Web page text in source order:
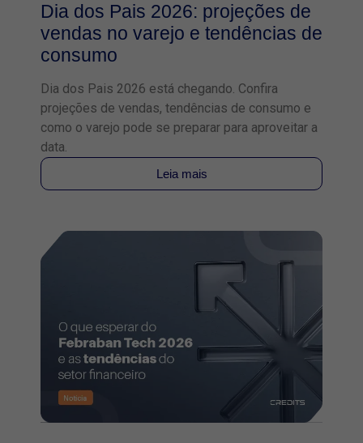
Dia dos Pais 2026: projeções de
vendas no varejo e tendências de
consumo
Dia dos Pais 2026 está chegando. Confira
projeções de vendas, tendências de consumo e
como o varejo pode se preparar para aproveitar a
data.
Leia mais